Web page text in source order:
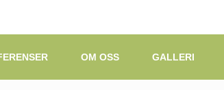
OM OSS GALLERI